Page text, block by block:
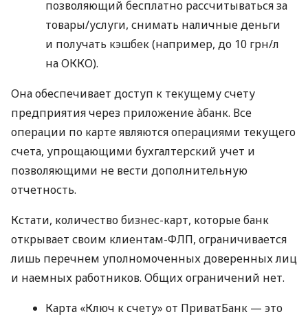
позволяющий бесплатно рассчитываться за
товары/услуги, снимать наличные деньги
и получать кэшбек (например, до 10 грн/л
на ОККО).
Она обеспечивает доступ к текущему счету
предприятия через приложение àбанк. Все
операции по карте являются операциями текущего
счета, упрощающими бухгалтерский учет и
позволяющими не вести дополнительную
отчетность.
Кстати, количество бизнес-карт, которые банк
открывает своим клиентам-ФЛП, ограничивается
лишь перечнем уполномоченных доверенных лиц
и наемных работников. Общих ограничений нет.
Карта «Ключ к счету» от ПриватБанк — это